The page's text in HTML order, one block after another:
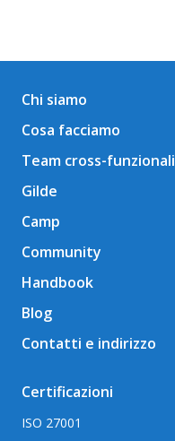
Chi siamo
Cosa facciamo
Team cross-funzionali
Gilde
Camp
Community
Handbook
Blog
Contatti e indirizzo
Certificazioni
ISO 27001